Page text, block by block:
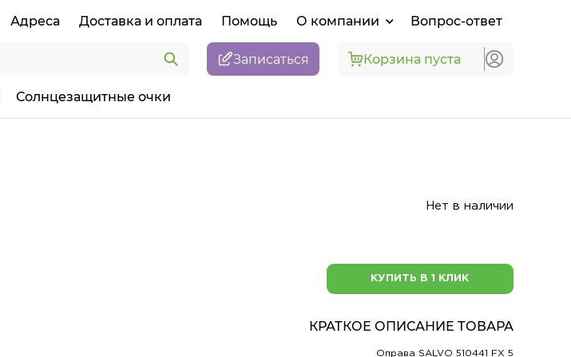
Адреса Доставка и оплата Помощь О компании Вопрос-ответ
Записаться Корзина пуста
Солнцезащитные очки
Нет в наличии
КУПИТЬ В 1 КЛИК
КРАТКОЕ ОПИСАНИЕ ТОВАРА
Оправа SALVO 510441 FX 5